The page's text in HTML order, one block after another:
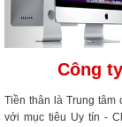
Công
Tiền thân là Trung
với mục tiêu Uy tín -